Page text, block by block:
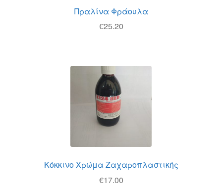
Πραλίνα Φράουλα
€25.20
Κόκκινο Χρώμα Ζαχαροπλαστικής
€17.00